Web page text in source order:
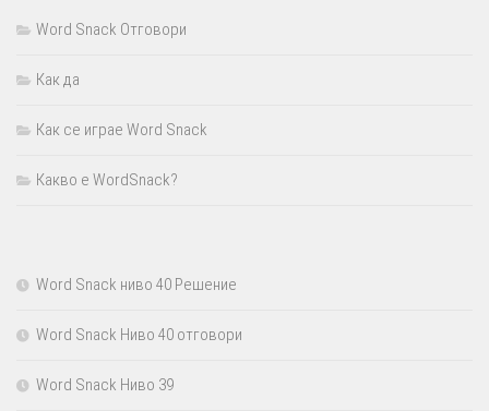
Word Snack Отговори
Как да
Как се играе Word Snack
Какво е WordSnack?
Word Snack ниво 40 Решение
Word Snack Ниво 40 отговори
Word Snack Ниво 39